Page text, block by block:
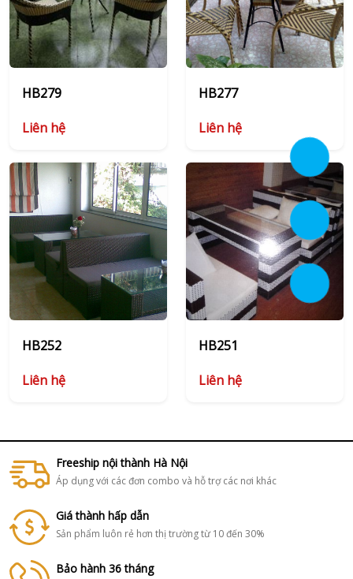
HB279
Liên hệ
HB277
Liên hệ
HB252
Liên hệ
HB251
Liên hệ
Freeship nội thành Hà Nội
Áp dụng với các đơn combo và hỗ trợ các nơi khác
Giá thành hấp dẫn
Sản phẩm luôn rẻ hơn thị trường từ 10 đến 30%
Bảo hành 36 tháng